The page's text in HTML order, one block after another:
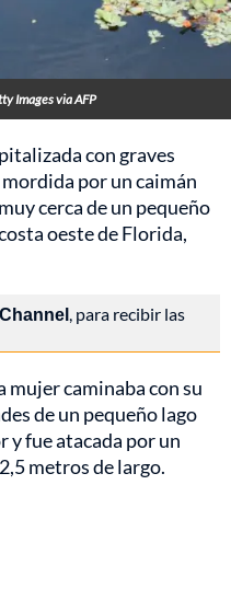
Images via AFP
con graves
por un caimán
cerca de un pequeño
oeste de Florida,
, para recibir las
mujer caminaba con su
de un pequeño lago
y fue atacada por un
metros de largo.